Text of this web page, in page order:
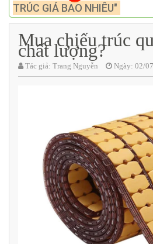
TRÚC GIÁ BAO NHIÊU"
Mua chiếu trúc
chất lượng?
Tác giả: Trang Nguyễn Ngày: 02/